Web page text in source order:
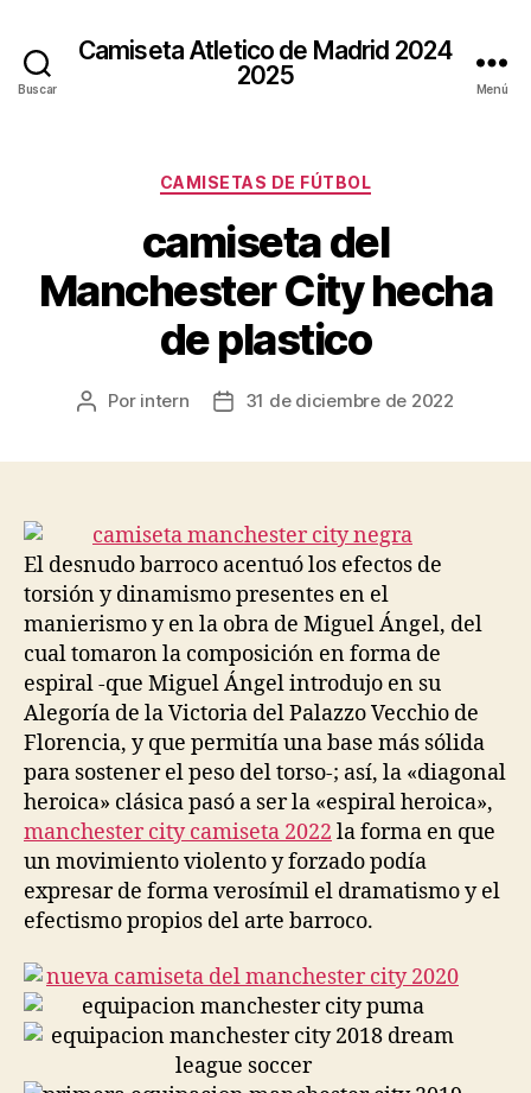
Buscar
Camiseta Atletico de Madrid 2024
2025
Menú
Categorías
CAMISETAS DE FÚTBOL
camiseta del
Manchester City hecha
de plastico
Autor
Por intern
Fecha31 de diciembre de 2022
El desnudo barroco acentuó los efectos de
torsión y dinamismo presentes en el
manierismo y en la obra de Miguel Ángel, del
cual tomaron la composición en forma de
espiral -que Miguel Ángel introdujo en su
Alegoría de la Victoria del Palazzo Vecchio de
Florencia, y que permitía una base más sólida
para sostener el peso del torso-; así, la «diagonal
heroica» clásica pasó a ser la «espiral heroica»,
manchester city camiseta 2022 la forma en que
un movimiento violento y forzado podía
expresar de forma verosímil el dramatismo y el
efectismo propios del arte barroco.